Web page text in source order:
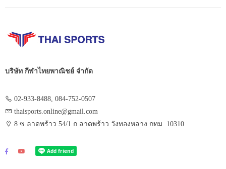
บริษัท กีฬาไทยพาณิชย์ จำกัด
02-933-8488, 084-752-0507
thaisports.online@gmail.com
8 ซ.ลาดพร้าว 54/1 ถ.ลาดพร้าว วังทองหลาง กทม. 10310